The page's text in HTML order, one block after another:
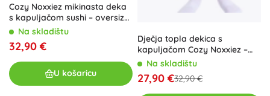
Cozy Noxxiez mikinasta deka
s kapuljačom sushi – oversize
nosiva deka
Na skladištu
32,90 €
U košaricu
Dječja topla dekica s
kapuljačom Cozy Noxxiez –
jednorog (7–12 godina)
Na skladištu
27,90 €32,90 €